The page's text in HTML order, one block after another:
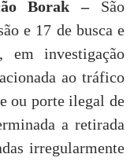
Borak –São
e 17 de busca e
em investigação
ao tráfico
ou porte ilegal de
a retirada
irregularmente